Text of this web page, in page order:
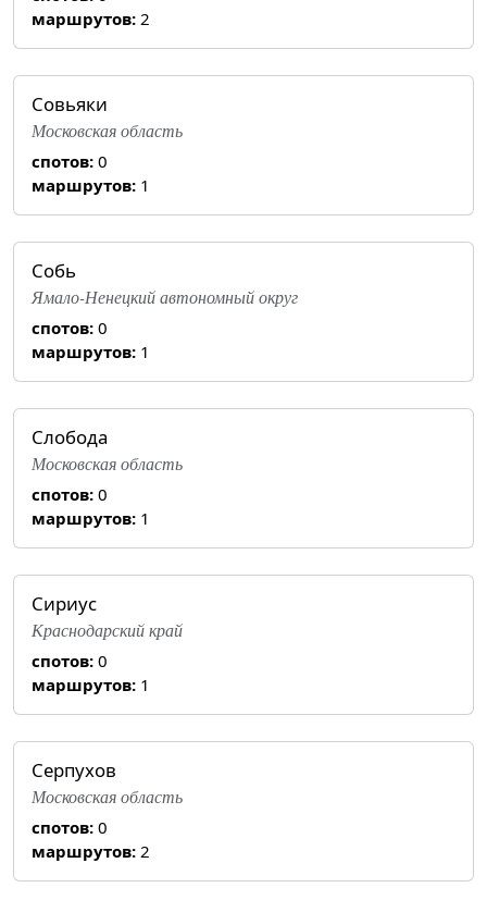
маршрутов: 2
Совьяки
Московская область
спотов: 0
маршрутов: 1
Собь
Ямало-Ненецкий автономный округ
спотов: 0
маршрутов: 1
Слобода
Московская область
спотов: 0
маршрутов: 1
Сириус
Краснодарский край
спотов: 0
маршрутов: 1
Серпухов
Московская область
спотов: 0
маршрутов: 2